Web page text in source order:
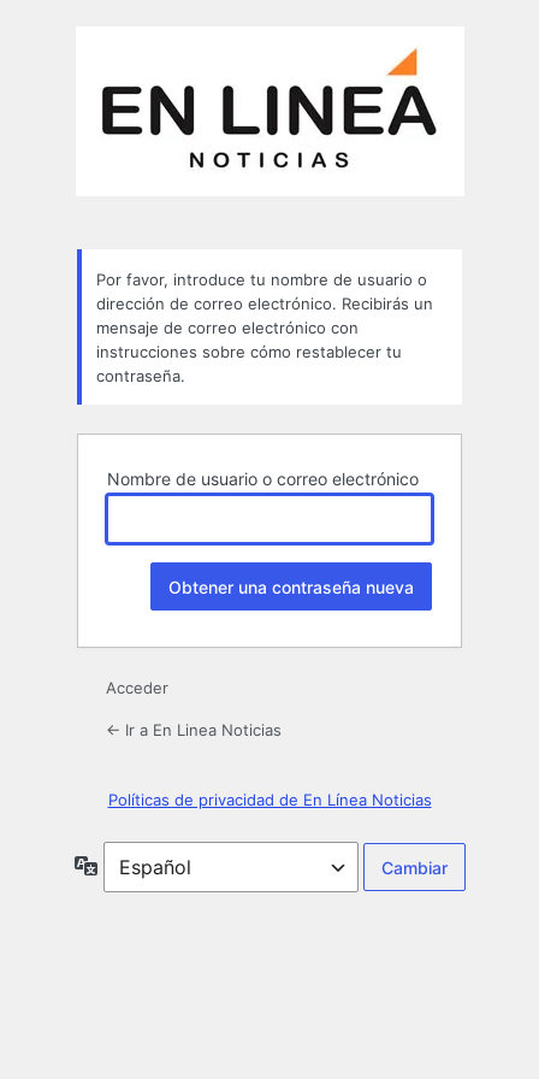
Por favor, introduce tu nombre de usuario o
dirección de correo electrónico. Recibirás un
mensaje de correo electrónico con
instrucciones sobre cómo restablecer tu
contraseña.
Nombre de usuario o correo electrónico
Acceder
← Ir a En Linea Noticias
Políticas de privacidad de En Línea Noticias
Idioma